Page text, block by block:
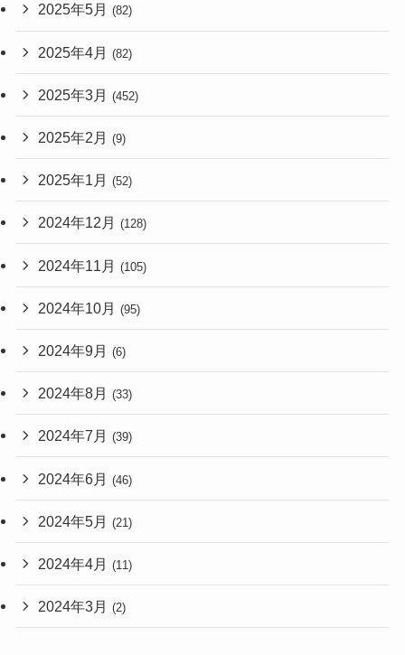
2025年5月 (82)
2025年4月 (82)
2025年3月 (452)
2025年2月 (9)
2025年1月 (52)
2024年12月 (128)
2024年11月 (105)
2024年10月 (95)
2024年9月 (6)
2024年8月 (33)
2024年7月 (39)
2024年6月 (46)
2024年5月 (21)
2024年4月 (11)
2024年3月 (2)